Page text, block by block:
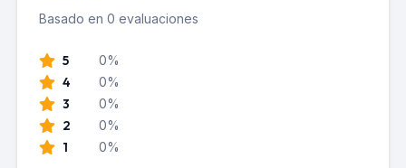
Basado en 0 evaluaciones
5 0%
4 0%
3 0%
2 0%
1 0%